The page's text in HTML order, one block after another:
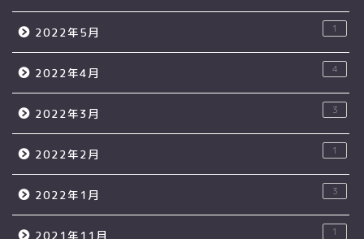
2022年5月 1
2022年4月 4
2022年3月 3
2022年2月 1
2022年1月 3
2021年11月 1